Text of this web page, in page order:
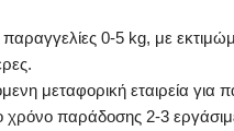
0-5 kg, με
μεταφορική εταιρεία για
χρόνο παράδοσης 2-3